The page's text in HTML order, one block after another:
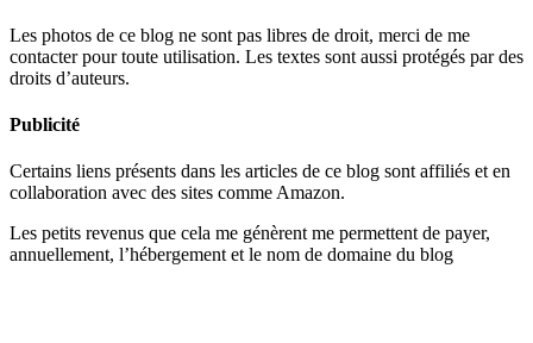
Les photos de ce blog ne sont pas libres de droit, merci de me
contacter pour toute utilisation. Les textes sont aussi protégés par des
droits d’auteurs.
Publicité
Certains liens présents dans les articles de ce blog sont affiliés et en
collaboration avec des sites comme Amazon.
Les petits revenus que cela me génèrent me permettent de payer,
annuellement, l’hébergement et le nom de domaine du blog